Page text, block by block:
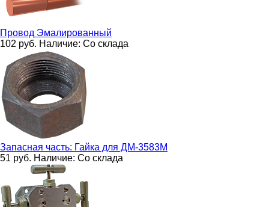
Провод Эмалированный
102 руб. Наличие: Со склада
Запасная часть: Гайка для ДМ-3583М
51 руб. Наличие: Со склада